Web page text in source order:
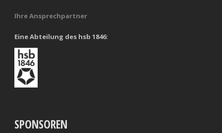
Ihre Ansprechpartner
Eine Abteilung des hsb 1846:
SPONSOREN